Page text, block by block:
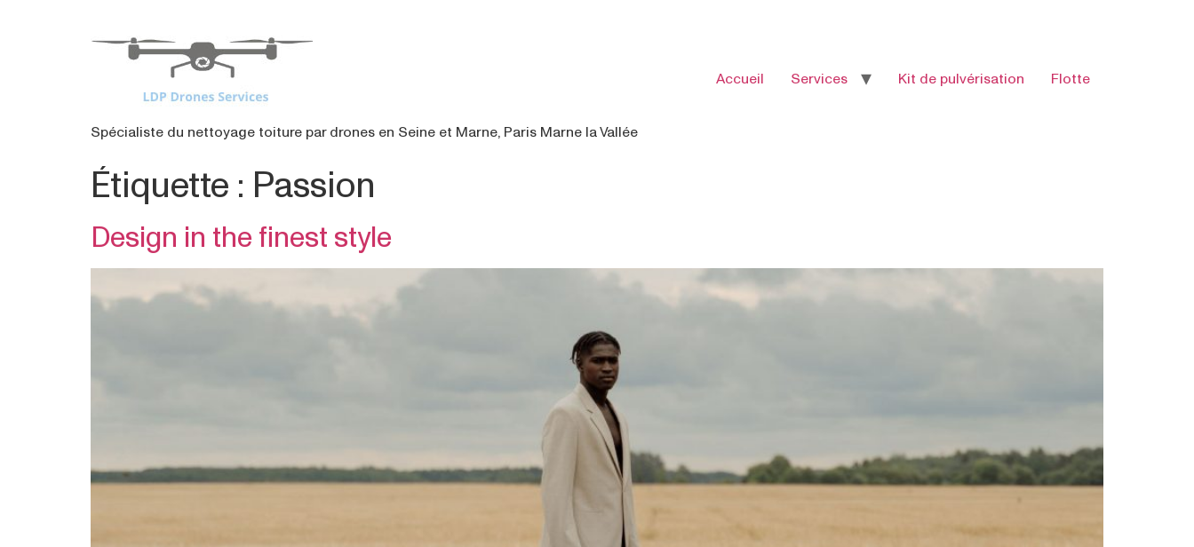
Spécialiste du nettoyage toiture par drones en Seine et Marne, Paris Marne la Vallée
Accueil Services Kit de pulvérisation Flotte
Étiquette : Passion
Design in the finest style